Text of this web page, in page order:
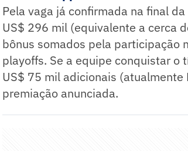
Pela vaga já confirmada na final
US$ 296 mil (equivalente a cerca
bônus somados pela participação
playoffs. Se a equipe conquistar
US$ 75 mil adicionais
premiação anunciada.